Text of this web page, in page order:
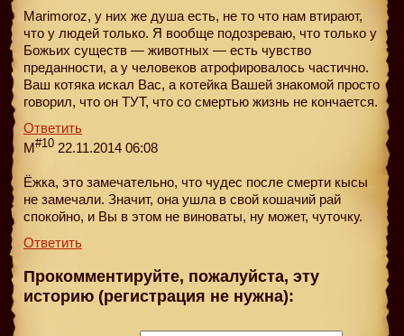
Marimoroz, у них же душа есть, не то что нам втирают,
что у людей только. Я вообще подозреваю, что только у
Божьих существ — животных — есть чувство
преданности, а у человеков атрофировалось частично.
Ваш котяка искал Вас, а котейка Вашей знакомой просто
говорил, что он ТУТ, что со смертью жизнь не кончается.
Ответить
M#10 22.11.2014 06:08
Ёжка, это замечательно, что чудес после смерти кысы
не замечали. Значит, она ушла в свой кошачий рай
спокойно, и Вы в этом не виноваты, ну может, чуточку.
Ответить
Прокомментируйте, пожалуйста, эту
историю (регистрация не нужна):